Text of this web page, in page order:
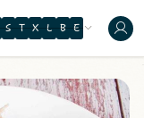
S E B A C K